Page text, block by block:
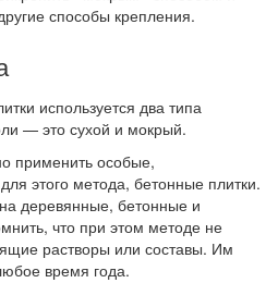
способы крепления.
используется два типа
— это сухой и мокрый.
применить особые,
этого метода, бетонные плитки.
деревянные, бетонные и
что при этом методе не
растворы или составы. Им
время года.